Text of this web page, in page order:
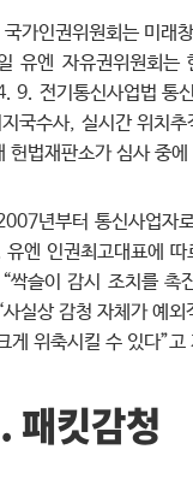
가인권위원회는 미래
유엔 자유권위원회는
9. 전기통신사업법 통
국수사, 실시간 위치
헌법재판소가 심사 중에
년부터 통신사업자
유엔 인권최고대표에
싹슬이 감시 조치를 촉
실상 감청 자체가 예
게 위축시킬 수 있다”고
패킷감청